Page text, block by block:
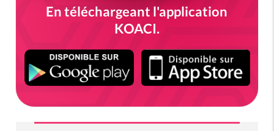
En téléchargeant l'application
KOACI.